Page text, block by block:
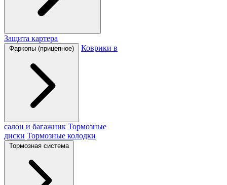
Защита картера
Фаркопы (прицепное) Коврики в
салон и багажник Тормозные
диски Тормозные колодки
Тормозная система